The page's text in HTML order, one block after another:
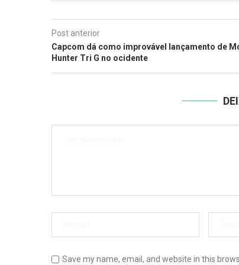
Post anterior
Capcom dá como improvável lançamento de
Hunter Tri G no ocidente
Save my name, email, and website in this